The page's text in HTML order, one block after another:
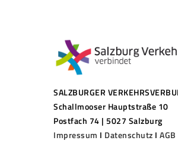
SALZBURGER
Schallmooser Hauptstraße 10
Postfach 74 | 5027 Salzburg
Impressum I Datenschutz IAGB